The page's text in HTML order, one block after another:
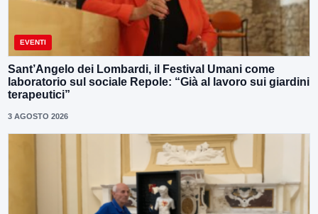
EVENTI
Sant’Angelo dei Lombardi, il Festival Umani come
laboratorio sul sociale Repole: “Già al lavoro sui giardini
terapeutici”
3 AGOSTO 2026